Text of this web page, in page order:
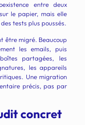
entre deux
le papier, mais elle
tests plus poussés.
être migré. Beaucoup
les emails, puis
partagées, les
les appareils
Une migration
précis, pas par
concret